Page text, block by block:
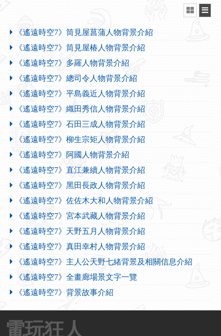
《遙遠時空7》筒見屋菖蒲人物背景介紹
《遙遠時空7》筒見屋椿人物背景介紹
《遙遠時空7》多羅人物背景介紹
《遙遠時空7》總司令人物背景介紹
《遙遠時空7》平島義近人物背景介紹
《遙遠時空7》織田秀信人物背景介紹
《遙遠時空7》石田三成人物背景介紹
《遙遠時空7》柳生宗矩人物背景介紹
《遙遠時空7》阿國人物背景介紹
《遙遠時空7》直江兼續人物背景介紹
《遙遠時空7》黑田長政人物背景介紹
《遙遠時空7》佐佐木大和人物背景介紹
《遙遠時空7》宮本武藏人物背景介紹
《遙遠時空7》天野五月人物背景介紹
《遙遠時空7》真田幸村人物背景介紹
《遙遠時空7》主人公天野七緒背景及相關信息介紹
《遙遠時空7》全畫廊場景文字一覽
《遙遠時空7》背景故事介紹
電玩狂人